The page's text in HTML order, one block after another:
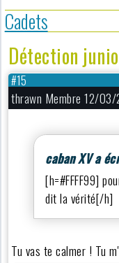
Cadets
Détection
#15
thrawn Membre 12/
caban XV a
[h=#FFFF99]
dit la vérité[/h]
Tu vas te calmer ! Tu